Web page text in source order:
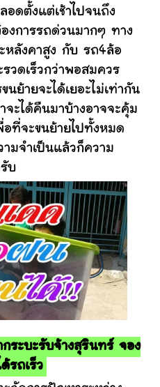
อดตั้งแต่เช้าไปจนถึง
งการรถด่วนมากๆ ทาง
หลังคาสูง กับ รถ4ล้อ
วดเร็วกว่าพอสมควร
ย้ายจะได้เยอะไม่เท่ากัน
จะได้คืนมาบ้างอาจจะคุ้ม
อที่จะขนย้ายไปทั้งหมด
มจำเป็นแล้วก็ความ
บ
ระบะรับจ้างสุรินทร์ จอง
รถเร็ว